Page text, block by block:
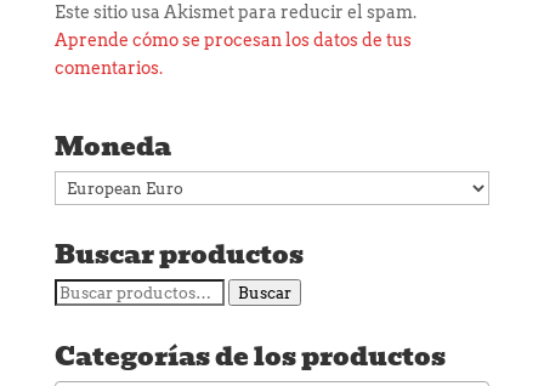
Este sitio usa Akismet para reducir el spam.
Aprende cómo se procesan los datos de tus
comentarios.
Moneda
Buscar productos
Buscar
Buscar
Categorías de los productos